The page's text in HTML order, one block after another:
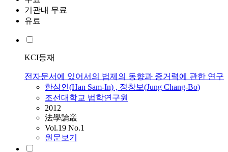
기관내 무료
유료
KCI등재
전자문서에 있어서의 법제의 동향과 증거력에 관한 연구
한삼인(Han Sam-In) , 정창보(Jung Chang-Bo)
조선대학교 법학연구원
2012
法學論叢
Vol.19 No.1
원문보기